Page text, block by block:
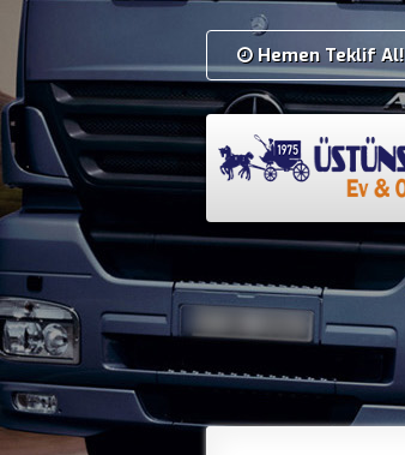
Hemen Teklif Al!